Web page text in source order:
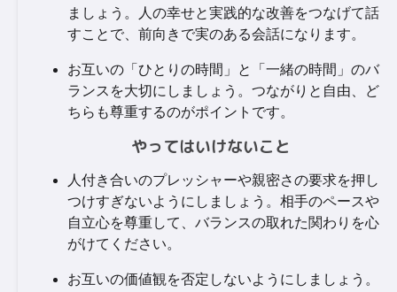
ましょう。人の幸せと実践的な改善をつなげて話
すことで、前向きで実のある会話になります。
お互いの「ひとりの時間」と「一緒の時間」のバ
ランスを大切にしましょう。つながりと自由、ど
ちらも尊重するのがポイントです。
やってはいけないこと
人付き合いのプレッシャーや親密さの要求を押し
つけすぎないようにしましょう。相手のペースや
自立心を尊重して、バランスの取れた関わりを心
がけてください。
お互いの価値観を否定しないようにしましょう。